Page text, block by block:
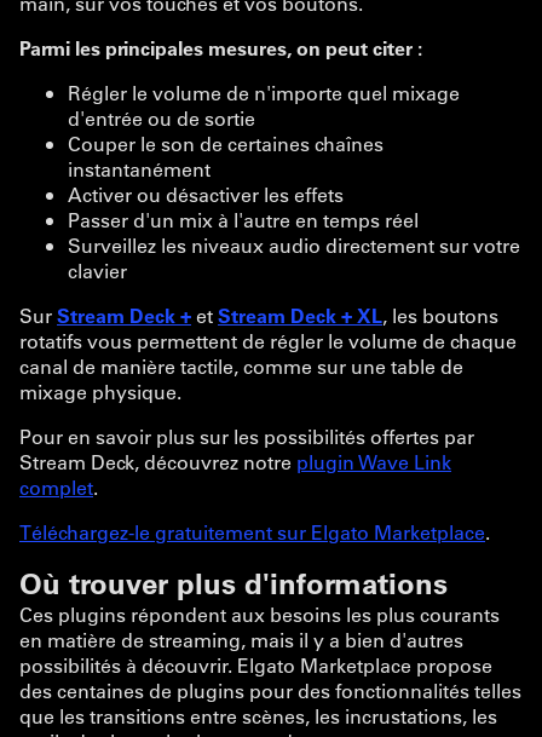
Parmi les principales mesures, on peut citer :
Régler le volume de n'importe quel mixage
d'entrée ou de sortie
Couper le son de certaines chaînes
instantanément
Activer ou désactiver les effets
Passer d'un mix à l'autre en temps réel
Surveillez les niveaux audio directement sur votre
clavier
SurStream Deck +etStream Deck + XL, les boutons
rotatifs vous permettent de régler le volume de chaque
canal de manière tactile, comme sur une table de
mixage physique.
Pour en savoir plus sur les possibilités offertes par
Stream Deck, découvrez notre plugin Wave Link
complet.
Téléchargez-le gratuitement sur Elgato Marketplace.
Où trouver plus d'informations
Ces plugins répondent aux besoins les plus courants
en matière de streaming, mais il y a bien d'autres
possibilités à découvrir. Elgato Marketplace propose
des centaines de plugins pour des fonctionnalités telles
que les transitions entre scènes, les incrustations, les